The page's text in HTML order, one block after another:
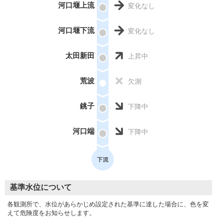
河口堰上流 変化なし
河口堰下流 変化なし
太田新田 上昇中
荒波 欠測
銚子 下降中
河口端 下降中
基準水位について
各観測所で、水位があらかじめ設定された基準に達した場合に、色を変
えて危険度をお知らせします。